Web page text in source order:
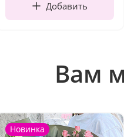
Добавить
Вам
Новинка